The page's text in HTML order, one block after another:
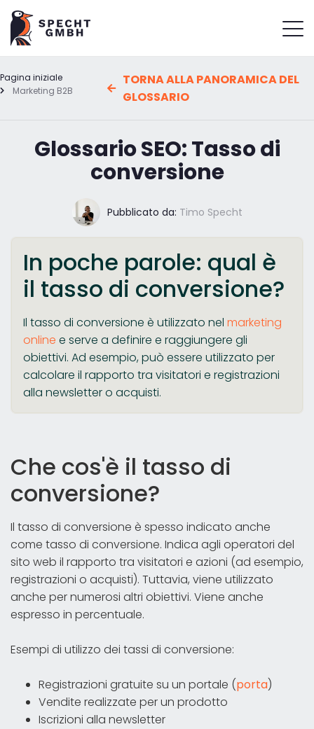
Pagina iniziale
Marketing B2B
TORNA ALLA PANORAMICA DEL
GLOSSARIO
Glossario SEO: Tasso di
conversione
Pubblicato da: Timo Specht
In poche parole: qual è
il tasso di conversione?
Il tasso di conversione è utilizzato nel marketing
online e serve a definire e raggiungere gli
obiettivi. Ad esempio, può essere utilizzato per
calcolare il rapporto tra visitatori e registrazioni
alla newsletter o acquisti.
Che cos'è il tasso di
conversione?
Il tasso di conversione è spesso indicato anche
come tasso di conversione. Indica agli operatori del
sito web il rapporto tra visitatori e azioni (ad esempio,
registrazioni o acquisti). Tuttavia, viene utilizzato
anche per numerosi altri obiettivi. Viene anche
espresso in percentuale.
Esempi di utilizzo dei tassi di conversione:
Registrazioni gratuite su un portale (porta)
Vendite realizzate per un prodotto
Iscrizioni alla newsletter